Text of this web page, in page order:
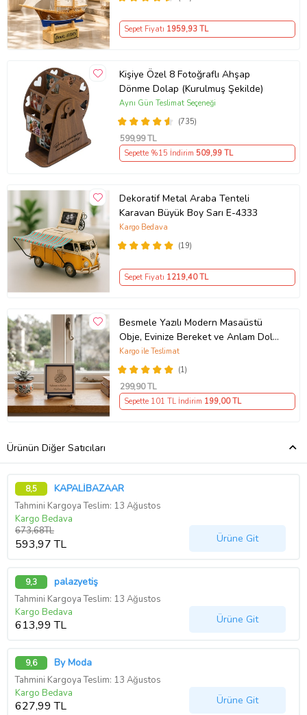
Sepet Fiyatı 1959,93 TL
Kişiye Özel 8 Fotoğraflı Ahşap
Dönme Dolap (Kurulmuş Şekilde)
(735)
Aynı Gün Teslimat Seçeneği
599,99 TL
Sepette %15 İndirim 509,99 TL
Dekoratif Metal Araba Tenteli
Karavan Büyük Boy Sarı E-4333
(19)
Kargo Bedava
Sepet Fiyatı 1219,40 TL
Besmele Yazılı Modern Masaüstü
Obje, Evinize Bereket ve Anlam Dolu
10x10 cm Minyatür Sanat Tasarımı
(1)
Kargo ile Teslimat
299,90 TL
Sepette 101 TL İndirim 199,00 TL
Ürünün Diğer Satıcıları
8,5 KAPALİBAZAAR
Tahmini Kargoya Teslim: 13 Ağustos
Kargo Bedava
673,68TL
593,97 TL Ürüne Git
9,3 palazyetiş
Tahmini Kargoya Teslim: 13 Ağustos
Kargo Bedava
613,99 TL Ürüne Git
9,6 By Moda
Tahmini Kargoya Teslim: 13 Ağustos
Kargo Bedava
627,99 TL Ürüne Git